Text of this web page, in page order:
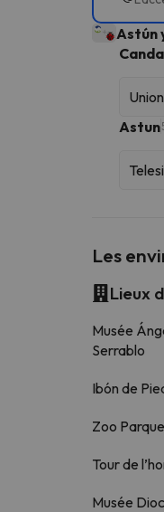
Astún
Astun
Les
Lieux
Musée
Serrablo
Ibón de
Zoo
Tour de
Musée